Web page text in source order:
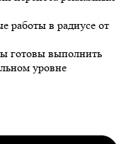
в радиусе от
готовы выполнить
уровне